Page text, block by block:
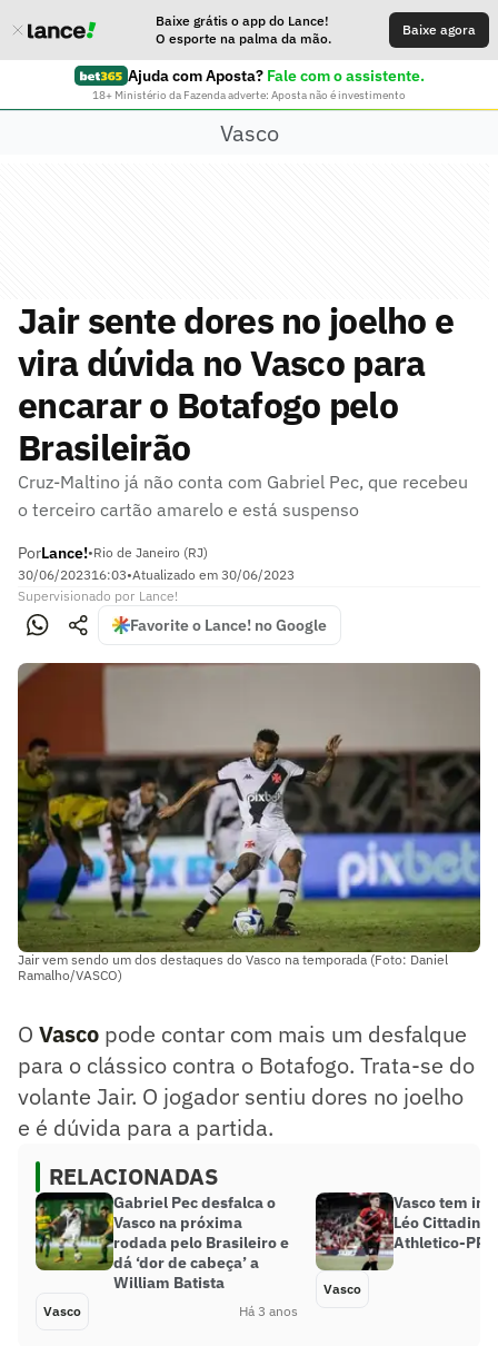
Baixe grátis o app do Lance!
O esporte na palma da mão.
Baixe agora
Ajuda com Aposta? Fale com o assistente.
18+ Ministério da Fazenda adverte: Aposta não é investimento
Vasco
Jair sente dores no joelho e
vira dúvida no Vasco para
encarar o Botafogo pelo
Brasileirão
Cruz-Maltino já não conta com Gabriel Pec, que recebeu
o terceiro cartão amarelo e está suspenso
PorLance!•Rio de Janeiro (RJ)
30/06/202316:03•Atualizado em 30/06/2023
Supervisionado por Lance!
Favorite o Lance! no Google
Jair vem sendo um dos destaques do Vasco na temporada (Foto: Daniel
Ramalho/VASCO)
O Vasco pode contar com mais um desfalque
para o clássico contra o Botafogo. Trata-se do
volante Jair. O jogador sentiu dores no joelho
e é dúvida para a partida.
RELACIONADAS
Gabriel Pec desfalca o
Vasco na próxima
rodada pelo Brasileiro e
dá ‘dor de cabeça’ a
William Batista
Vasco Há 3 anos
Vasco tem
Léo Cittadini,
Athletico-PR
Vasco